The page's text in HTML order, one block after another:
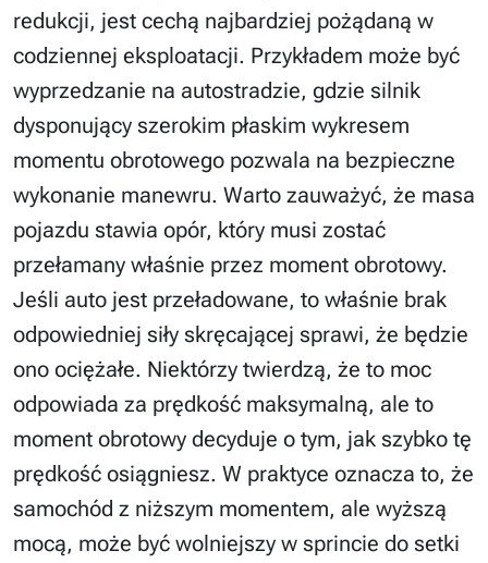
redukcji, jest cechą najbardziej pożądaną w
codziennej eksploatacji. Przykładem może być
wyprzedzanie na autostradzie, gdzie silnik
dysponujący szerokim płaskim wykresem
momentu obrotowego pozwala na bezpieczne
wykonanie manewru. Warto zauważyć, że masa
pojazdu stawia opór, który musi zostać
przełamany właśnie przez moment obrotowy.
Jeśli auto jest przeładowane, to właśnie brak
odpowiedniej siły skręcającej sprawi, że będzie
ono ociężałe. Niektórzy twierdzą, że to moc
odpowiada za prędkość maksymalną, ale to
moment obrotowy decyduje o tym, jak szybko tę
prędkość osiągniesz. W praktyce oznacza to, że
samochód z niższym momentem, ale wyższą
mocą, może być wolniejszy w sprincie do setki